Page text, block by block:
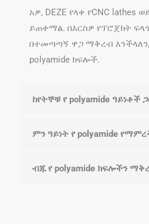
አዎ, DEZE የላቀ የCNC
ይጠቀማል. በእርስዎ የፕሮጀክት
በተመጣጣኝ ዋጋ ማቅረብ እንችላለን,
polyamide ክፍሎች.
ከየትኞቹ የ polyamide ዓይነቶች
ምን ዓይነት የ polyamide
ብጁ የ polyamide ክፍሎችን